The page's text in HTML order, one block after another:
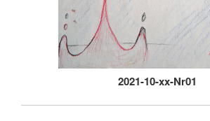
2021-10-xx-Nr01